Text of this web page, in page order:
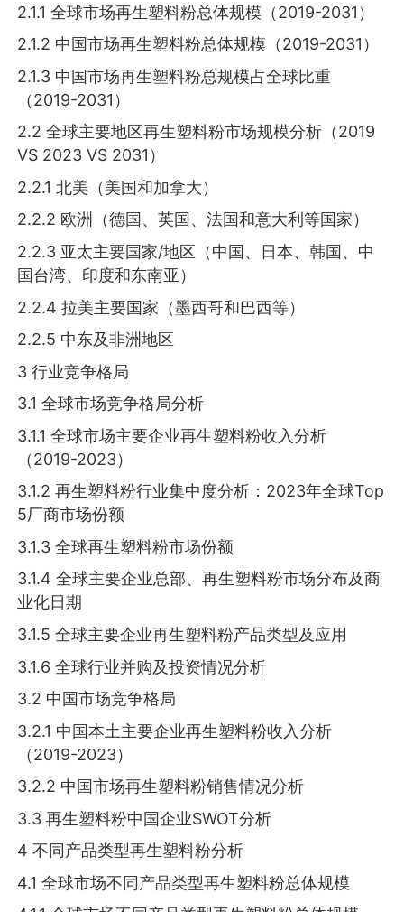
2.1.1 全球市场再生塑料粉总体规模（2019-2031）
2.1.2 中国市场再生塑料粉总体规模（2019-2031）
2.1.3 中国市场再生塑料粉总规模占全球比重
（2019-2031）
2.2 全球主要地区再生塑料粉市场规模分析（2019
VS 2023 VS 2031）
2.2.1 北美（美国和加拿大）
2.2.2 欧洲（德国、英国、法国和意大利等国家）
2.2.3 亚太主要国家/地区（中国、日本、韩国、中
国台湾、印度和东南亚）
2.2.4 拉美主要国家（墨西哥和巴西等）
2.2.5 中东及非洲地区
3 行业竞争格局
3.1 全球市场竞争格局分析
3.1.1 全球市场主要企业再生塑料粉收入分析
（2019-2023）
3.1.2 再生塑料粉行业集中度分析：2023年全球Top
5厂商市场份额
3.1.3 全球再生塑料粉市场份额
3.1.4 全球主要企业总部、再生塑料粉市场分布及商
业化日期
3.1.5 全球主要企业再生塑料粉产品类型及应用
3.1.6 全球行业并购及投资情况分析
3.2 中国市场竞争格局
3.2.1 中国本土主要企业再生塑料粉收入分析
（2019-2023）
3.2.2 中国市场再生塑料粉销售情况分析
3.3 再生塑料粉中国企业SWOT分析
4 不同产品类型再生塑料粉分析
4.1 全球市场不同产品类型再生塑料粉总体规模